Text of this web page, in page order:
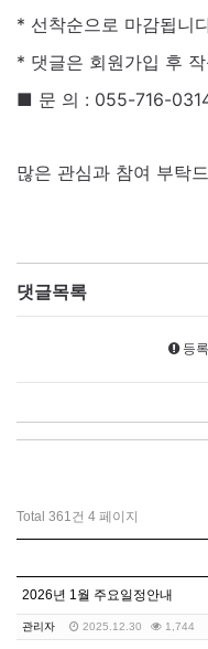
* 선착순으로 마감됩니
* 댓글은 회원가입 후
■ 문 의 : 055-716-
많은 관심과 참여 부탁
댓글목록
등
Total 361건 4 페이지
2026년 1월 주요일정안내
관리자 2025.12.30 1,744